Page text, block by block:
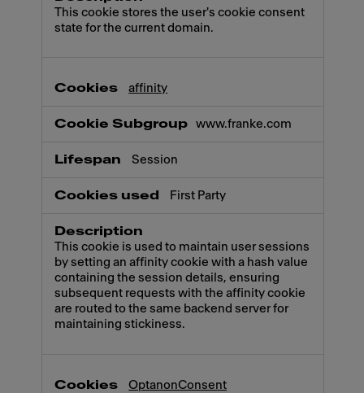
This cookie stores the user's cookie consent
state for the current domain.
affinity
www.franke.com
Session
First Party
This cookie is used to maintain user sessions
by setting an affinity cookie with a hash value
containing the session details, ensuring
subsequent requests with the affinity cookie
are routed to the same backend server for
maintaining stickiness.
OptanonConsent